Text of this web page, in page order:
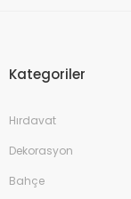
Kategoriler
Hırdavat
Dekorasyon
Bahçe